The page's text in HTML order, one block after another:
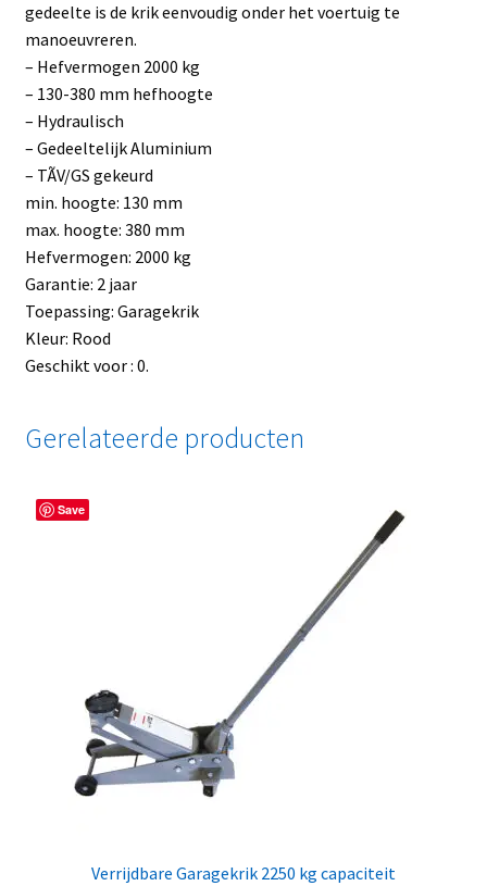
gedeelte is de krik eenvoudig onder het voertuig te
manoeuvreren.
– Hefvermogen 2000 kg
– 130-380 mm hefhoogte
– Hydraulisch
– Gedeeltelijk Aluminium
– TÃV/GS gekeurd
min. hoogte: 130 mm
max. hoogte: 380 mm
Hefvermogen: 2000 kg
Garantie: 2 jaar
Toepassing: Garagekrik
Kleur: Rood
Geschikt voor : 0.
Gerelateerde producten
Save
Verrijdbare Garagekrik 2250 kg capaciteit